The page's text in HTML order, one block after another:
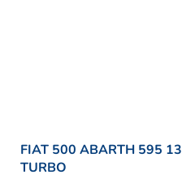
FIAT 500 ABARTH 595
TURBO